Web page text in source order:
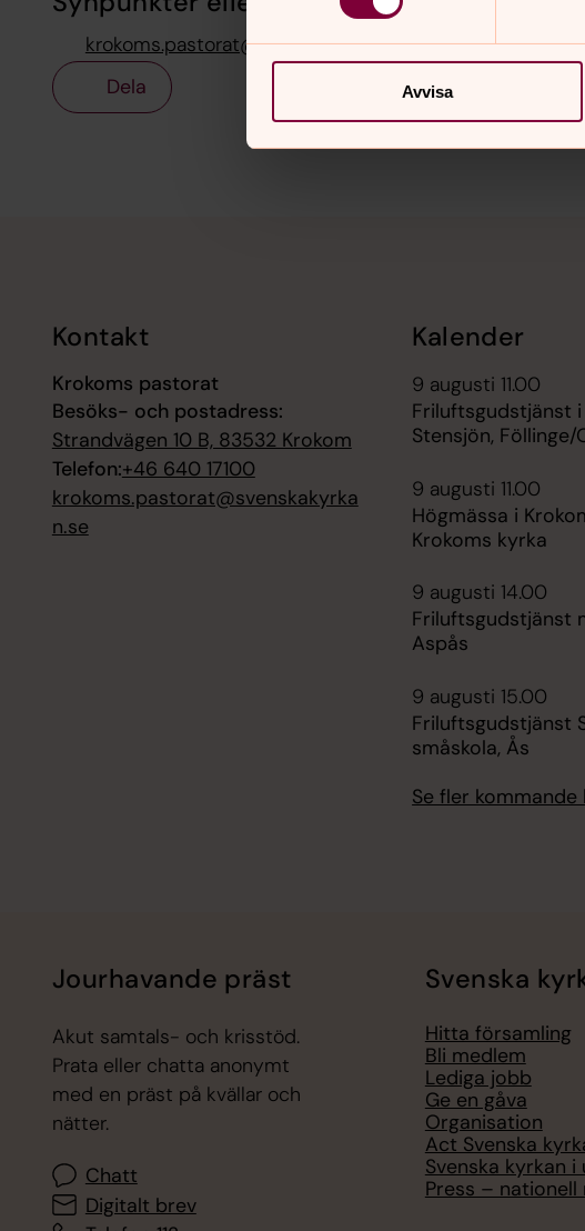
Avvisa
krokoms.pastorat@svenskakyrkan.se
Dela
Kontakt
Krokoms pastorat
Besöks- och postadress:
Strandvägen 10 B, 83532 Krokom
Telefon:+46 640 17100
krokoms.pastorat@svenskakyrka
n.se
Kalender
9 augusti 11.00
Friluftsgudstjänst
Stensjön, Föllinge/
9 augusti 11.00
Högmässa i
Krokoms kyrka
9 augusti 14.00
Friluftsgudstjänst
Aspås
9 augusti 15.00
Friluftsgudstjänst
småskola, Ås
Se fler kommande
Jourhavande präst
Akut samtals- och krisstöd.
Prata eller chatta anonymt
med en präst på kvällar och
nätter.
Chatt
Digitalt brev
Svenska
Hitta församling
Bli medlem
Lediga jobb
Ge en gåva
Organisation
Act Svenska
Svenska kyrkan
Press – nationell